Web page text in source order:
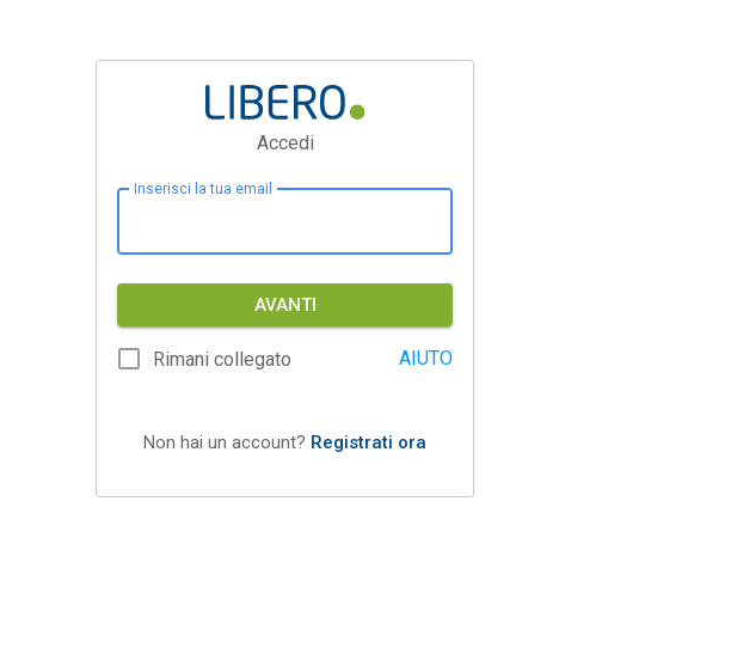
Accedi
Inserisci la tua email
AVANTI
Rimani collegato AIUTO
Non hai un account? Registrati ora